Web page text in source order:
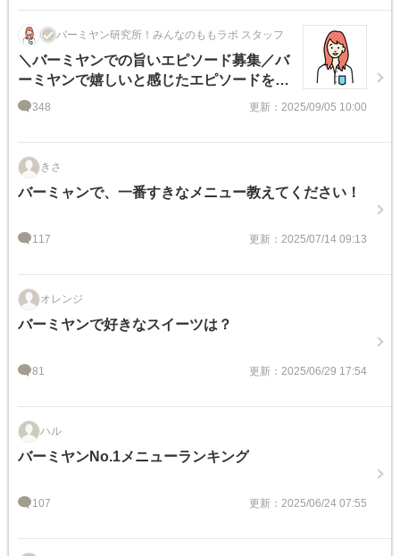
バーミヤン研究所！みんなのももラボ スタッフ
＼バーミヤンでの旨いエピソード募集／バ
ーミヤンで嬉しいと感じたエピソードを教
えて！
348 更新：2025/09/05 10:00
きさ
バーミャンで、一番すきなメニュー教えてください！
117 更新：2025/07/14 09:13
オレンジ
バーミヤンで好きなスイーツは？
81 更新：2025/06/29 17:54
ハル
バーミヤンNo.1メニューランキング
107 更新：2025/06/24 07:55